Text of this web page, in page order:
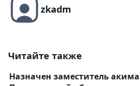
zkadm
Читайте также
Назначен заместитель акима